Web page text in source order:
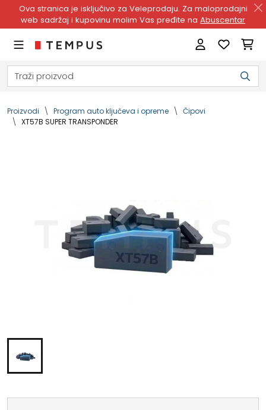
Ova stranica je isključivo za Veleprodaju. Za maloprodajni
web sadržaj i kupovinu molim Vas pređite na Abuscentar
Proizvodi Program auto ključeva i opreme
Čipovi
XT57B SUPER TRANSPONDER